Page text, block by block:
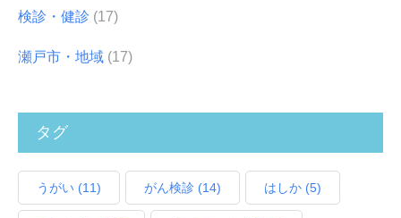
検診・健診 (17)
瀬戸市・地域 (17)
タグ
うがい (11) がん検診 (14) はしか (5)